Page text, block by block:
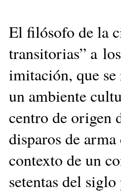
El filósofo de la
transitorias” a
imitación, que
un ambiente
centro de origen
disparos de
contexto de un
setentas del